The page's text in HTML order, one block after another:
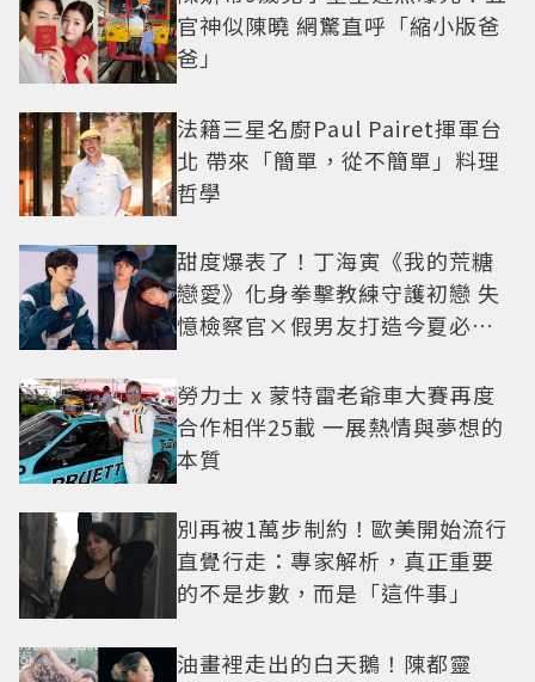
官神似陳曉 網驚直呼「縮小版爸
爸」
法籍三星名廚Paul Pairet揮軍台
北 帶來「簡單，從不簡單」料理
哲學
甜度爆表了！丁海寅《我的荒糖
戀愛》化身拳擊教練守護初戀 失
憶檢察官×假男友打造今夏必看
勞力士 x 蒙特雷老爺車大賽再度
合作相伴25載 一展熱情與夢想的
本質
別再被1萬步制約！歐美開始流行
直覺行走：專家解析，真正重要
的不是步數，而是「這件事」
油畫裡走出的白天鵝！陳都靈